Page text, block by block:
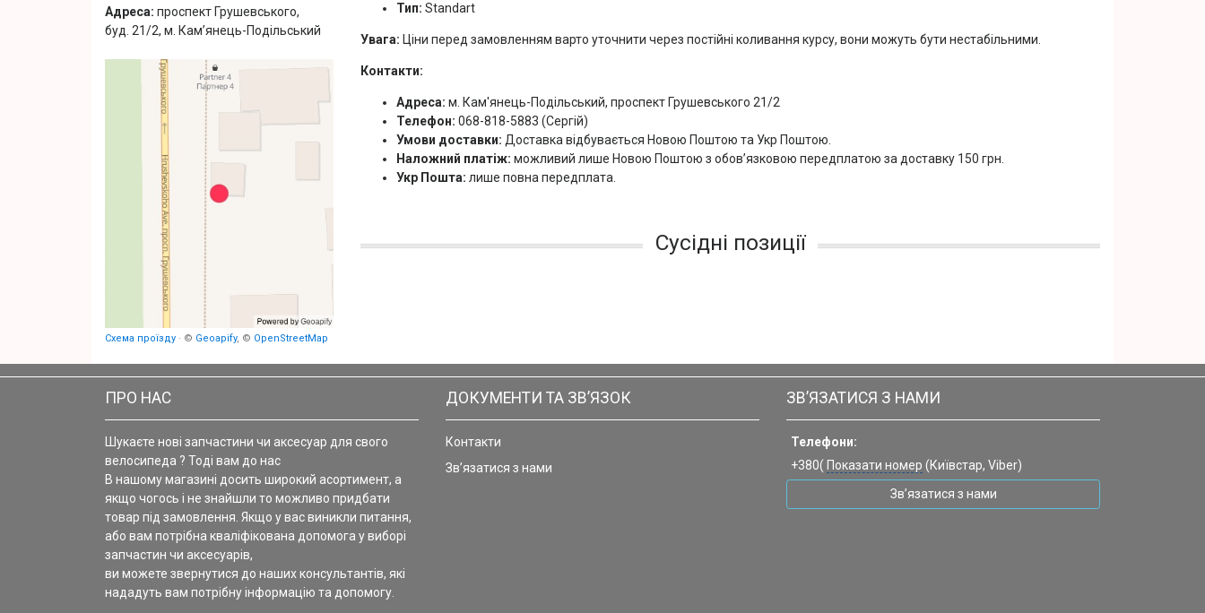
Адреса: проспект Грушевського,
буд. 21/2, м. Кам’янець-Подільський
Схема проїзду · © Geoapify, © OpenStreetMap
Тип: Standart
Увага: Ціни перед замовленням варто уточнити через постійні коливання курсу, вони можуть бути нестабільними.
Контакти:
Адреса: м. Кам'янець-Подільський, проспект Грушевського 21/2
Телефон: 068-818-5883 (Сергій)
Умови доставки: Доставка відбувається Новою Поштою та Укр Поштою.
Наложний платіж: можливий лише Новою Поштою з обов’язковою передплатою за доставку 150 грн.
Укр Пошта: лише повна передплата.
Сусідні позиції
ПРО НАС
Шукаєте нові запчастини чи аксесуар для свого
велосипеда ? Тоді вам до нас
В нашому магазині досить широкий асортимент, а
якщо чогось і не знайшли то можливо придбати
товар під замовлення. Якщо у вас виникли питання,
або вам потрібна кваліфікована допомога у виборі
запчастин чи аксесуарів,
ви можете звернутися до наших консультантів, які
нададуть вам потрібну інформацію та допомогу.
ДОКУМЕНТИ ТА ЗВ’ЯЗОК
Контакти
Зв’язатися з нами
ЗВ’ЯЗАТИСЯ З НАМИ
Телефони:
+380( Показати номер (Київстар, Viber)
Зв’язатися з нами